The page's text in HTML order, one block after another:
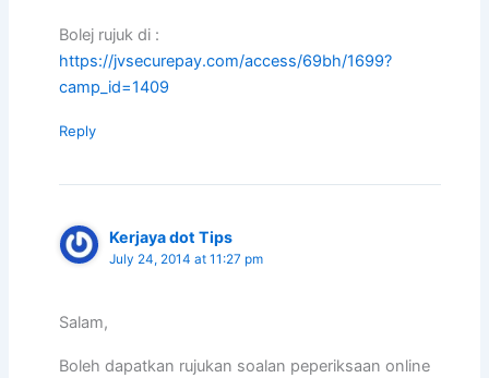
Bolej rujuk di :
https://jvsecurepay.com/access/69bh/1699?
camp_id=1409
Reply
Kerjaya dot Tips
July 24, 2014 at 11:27 pm
Salam,
Boleh dapatkan rujukan soalan peperiksaan online